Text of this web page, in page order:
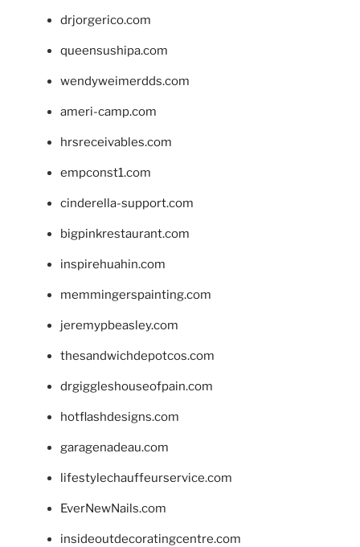
drjorgerico.com
queensushipa.com
wendyweimerdds.com
ameri-camp.com
hrsreceivables.com
empconst1.com
cinderella-support.com
bigpinkrestaurant.com
inspirehuahin.com
memmingerspainting.com
jeremypbeasley.com
thesandwichdepotcos.com
drgiggleshouseofpain.com
hotflashdesigns.com
garagenadeau.com
lifestylechauffeurservice.com
EverNewNails.com
insideoutdecoratingcentre.com